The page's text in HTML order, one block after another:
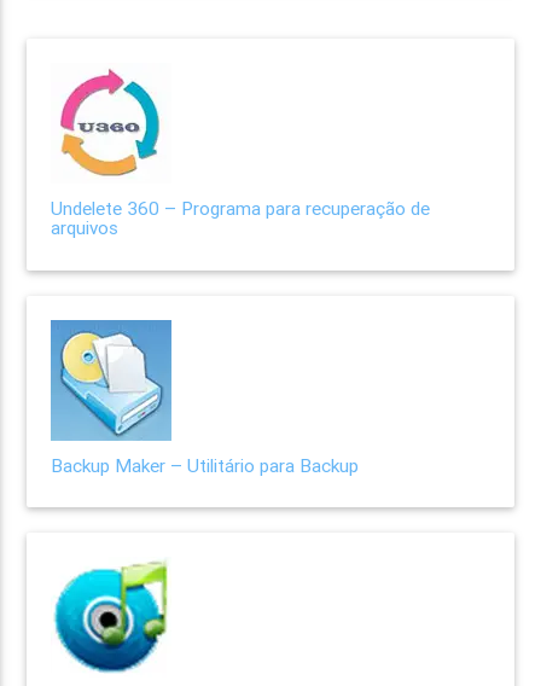
Undelete 360 – Programa para recuperação de
arquivos
Backup Maker – Utilitário para Backup